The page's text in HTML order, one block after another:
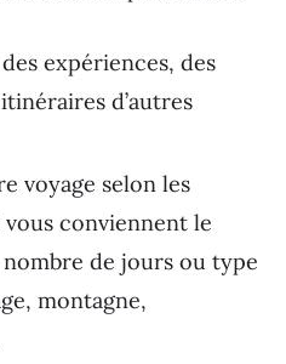
expériences, des
d’autres
voyage selon les
conviennent le
de jours ou type
montagne,